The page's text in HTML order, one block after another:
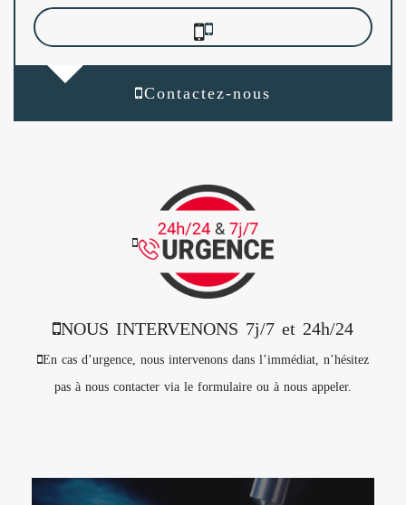
Contactez-nous
NOUS INTERVENONS 7j/7 et 24h/24
En cas d’urgence, nous intervenons dans l’immédiat, n’hésitez
pas à nous contacter via le formulaire ou à nous appeler.